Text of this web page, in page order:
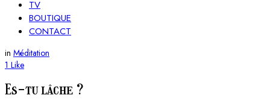
TV
BOUTIQUE
CONTACT
in Méditation
1 Like
Es-tu lâche ?